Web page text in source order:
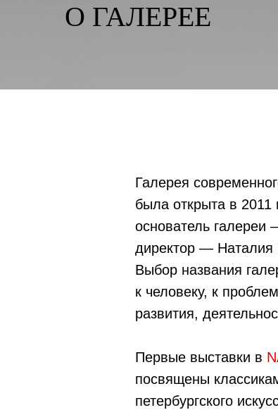
О ГАЛЕРЕЕ
Галерея
была открыта в 2011
основатель
директор —
Выбор названия
к человеку, к
развития,
Первые выставки в
посвящены
петербургского